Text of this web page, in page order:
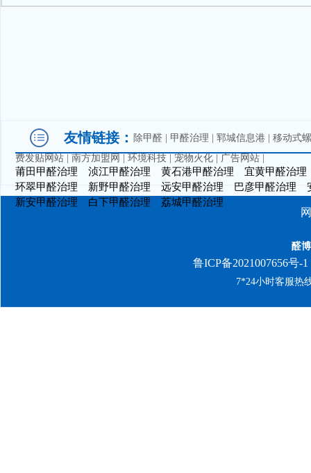
友情链接： 除甲醛 甲醛治理 郓城信息港
移动式
费发贴网站
南方加盟网 环境科技 宠物火化 广告网站
莆田甲醛治理 浈江甲醛治理 黄石港甲醛治理
宜黄甲醛治理
环翠甲醛治理
新野甲醛治理 远安甲醛治理 巴彦甲醛治理
新安甲醛治理
白下甲醛治理 荔城甲醛治理
醛
鲁ICP备2021007656号-1
7*24小时客服热